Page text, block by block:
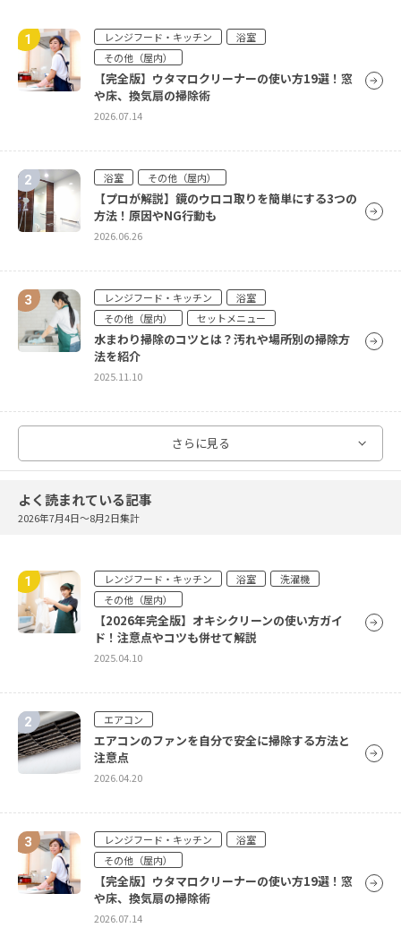
レンジフード・キッチン
浴室
その他（屋内）
【完全版】ウタマロクリーナーの使い方19選！窓
や床、換気扇の掃除術
2026.07.14
浴室 その他（屋内）
【プロが解説】鏡のウロコ取りを簡単にする3つの
方法！原因やNG行動も
2026.06.26
レンジフード・キッチン
浴室
その他（屋内）
セットメニュー
水まわり掃除のコツとは？汚れや場所別の掃除方
法を紹介
2025.11.10
レンジフード・キッチン
その他（屋内）
ド！注意点やコツも併せて解説
2025.04.10
レンジフード・キッチン
浴室
その他（屋内）
【2025年度版】年末の大掃除のコツは？掃除のポ
イントや時短テクを解説
2024.10.10
レンジフード・キッチン
その他（屋内）
その他（屋外）
排水口が臭い原因と対処法！キッチン・お風呂・
洗面所の消えないニオイをまるっと解決
レンジフード・キッチン
その他（屋内）
水まわりのコーティングで掃除をラクに！おすすめ
のコーティング剤5選をご紹介
さらに見る
よく読まれている記事
2026年7月4日〜8月2日集計
レンジフード・キッチン 浴室
洗濯機
その他（屋内）
【2026年完全版】オキシクリーンの使い方ガイ
ド！注意点やコツも併せて解説
2025.04.10
エアコン
エアコンのファンを自分で安全に掃除する方法と
注意点
2026.04.20
レンジフード・キッチン
浴室
その他（屋内）
【完全版】ウタマロクリーナーの使い方19選！窓
や床、換気扇の掃除術
2026.07.14